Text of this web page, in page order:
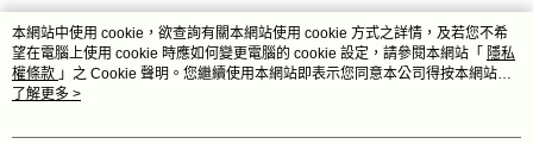
熱門標籤
本網站中使用 cookie，欲查詢有關本網站使用 cookie 方式之詳情，及若您不希
望在電腦上使用 cookie 時應如何變更電腦的 cookie 設定，請參閱本網站「 隱私
權條款 」之 Cookie 聲明。您繼續使用本網站即表示您同意本公司得按本網站使
用條款之 Cookie 聲明使用 cookie。
了解更多 >